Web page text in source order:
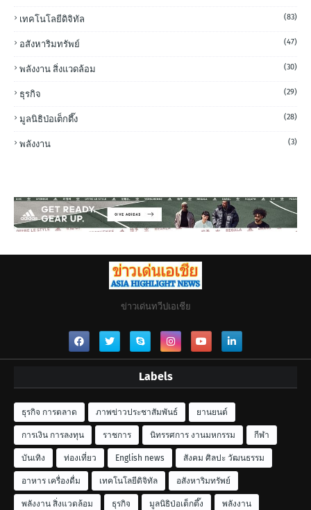
เทคโนโลยีดิจิทัล (83)
อสังหาริมทรัพย์ (47)
พลังงาน สิ่งแวดล้อม (30)
ธุรกิจ (29)
มูลนิธิป่อเต็กตึ๊ง (28)
พลังงาน (3)
ข่าวเด่นทวีปเอเชีย
Labels
ธุรกิจ การตลาด ภาพข่าวประชาสัมพันธ์ ยานยนต์
การเงิน การลงทุน ราชการ นิทรรศการ งานมหกรรม กีฬา
บันเทิง ท่องเที่ยว English news สังคม ศิลปะ วัฒนธรรม
อาหาร เครื่องดื่ม เทคโนโลยีดิจิทัล อสังหาริมทรัพย์
พลังงาน สิ่งแวดล้อม ธุรกิจ มูลนิธิป่อเต็กตึ๊ง พลังงาน